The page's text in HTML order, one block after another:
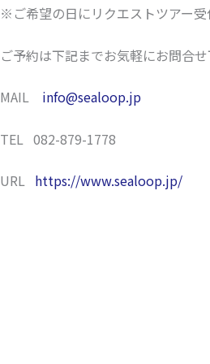
※ご希望の日にリクエストツアー受
ご予約は下記までお気軽にお問合せ
MAIL info@sealoop.jp
TEL 082-879-1778
URL https://www.sealoop.jp/